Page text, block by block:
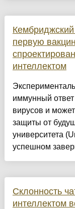
Кембриджский
первую
интеллектом
иммунный
вирусов и
защиты от
университета
успешном
Склонность
интеллектом